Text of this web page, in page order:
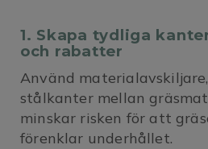
1. Skapa tydliga
och rabatter
Använd
stålkanter mellan
minskar risken för att
förenklar underhållet.